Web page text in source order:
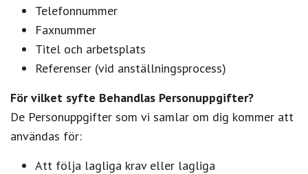
Telefonnummer
Faxnummer
Titel och arbetsplats
Referenser (vid anställningsprocess)
För vilket syfte Behandlas Personuppgifter?
De Personuppgifter som vi samlar om dig kommer att
användas för:
Att följa lagliga krav eller lagliga